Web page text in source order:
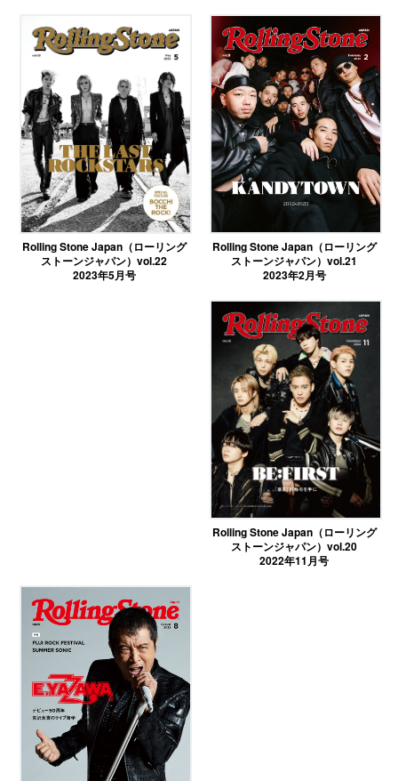
Rolling Stone Japan（ローリング
ストーンジャパン）vol.22
2023年5月号
Rolling Stone Japan（ローリング
ストーンジャパン）vol.21
2023年2月号
Rolling Stone Japan（ローリング
ストーンジャパン）vol.20
2022年11月号